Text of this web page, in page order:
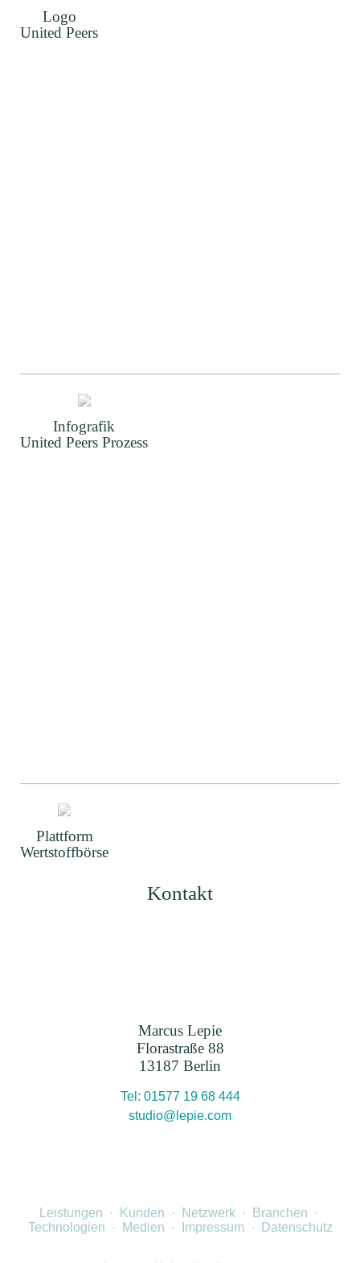
Logo
United Peers
Infografik
United Peers Prozess
Plattform
Wertstoffbörse
Kontakt
Marcus Lepie
Florastraße 88
13187 Berlin
Tel: 01577 19 68 444
studio@lepie.com
Leistungen · Kunden · Netzwerk· Branchen ·
Technologien · Medien · Impressum· Datenschutz